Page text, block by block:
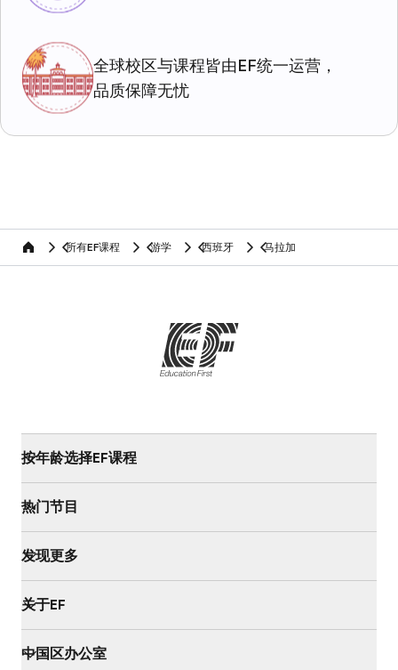
全球校区与课程皆由EF统一运营，
品质保障无忧
home 所有EF课程 游学 西班牙 马拉加
按年龄选择EF课程
热门节目
发现更多
关于EF
中国区办公室